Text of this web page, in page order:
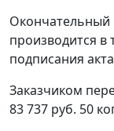
Окончательный
производится в
подписания
Заказчиком
83 737 руб. 50